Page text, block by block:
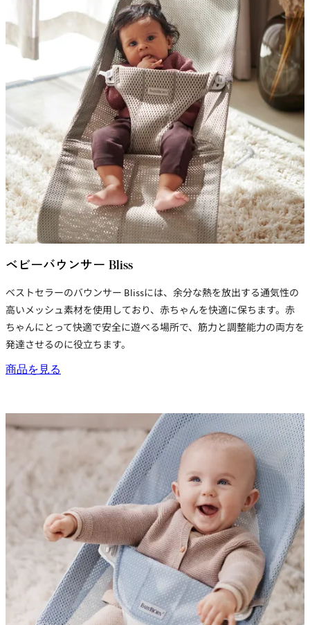
ベビーバウンサー Bliss
ベストセラーのバウンサー Blissには、余分な熱を放出する通気性の
高い メッシュ素材を使用しており、 赤ちゃんを快適に保ちます。 赤
ちゃんにとって快適で安全に遊べる場所で、筋力と調整能力の両方を
発達させるのに役立ちます。
商品を見る